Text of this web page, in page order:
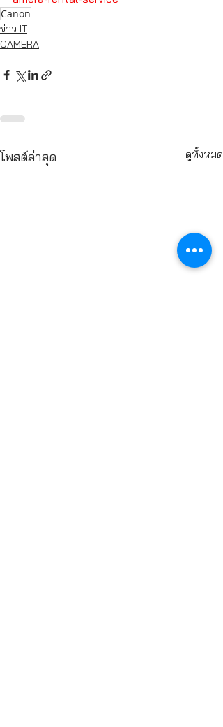
Canon
ข่าว IT
CAMERA
โพสต์ล่าสุด ดูทั้งหมด